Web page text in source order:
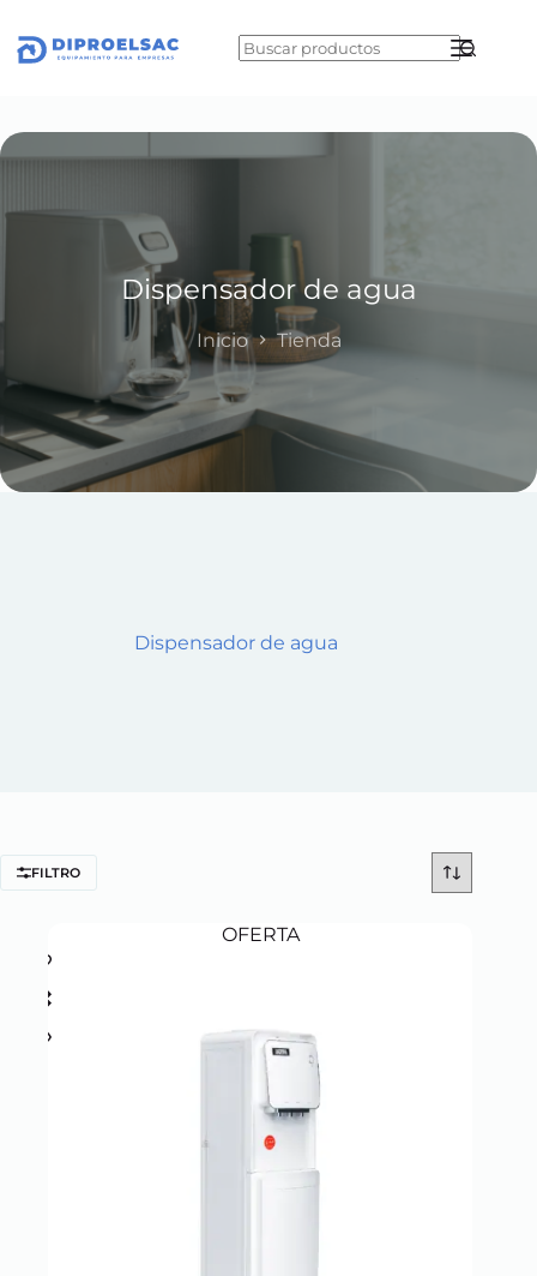
to
content
Dispensador de agua
Inicio Tienda
Dispensador de agua
FILTRO
OFERTA